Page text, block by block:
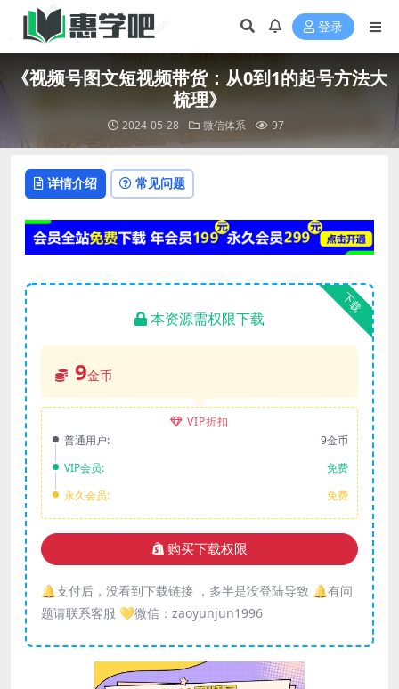
登录
《视频号图文短视频带货：从0到1的起号方法大
梳理》
2024-05-28 微信体系 97
详情介绍 常见问题
下载
本资源需权限下载
9金币
VIP折扣
普通用户:
9金币
VIP会员:
免费
永久会员:
免费
购买下载权限
🔔支付后，没看到下载链接 ，多半是没登陆导致 🔔有问
题请联系客服 💛微信：zaoyunjun1996